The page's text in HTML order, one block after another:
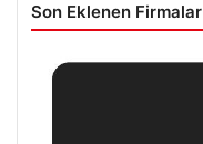
Son Eklenen Firmalar